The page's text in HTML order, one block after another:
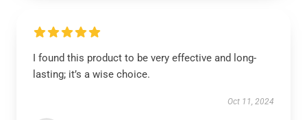
I found this product to be very effective and long-
lasting; it’s a wise choice.
Oct 11, 2024